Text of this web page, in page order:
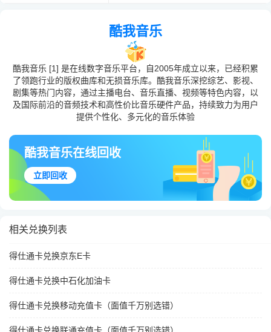
酷我音乐
酷我音乐 [1] 是在线数字音乐平台，自2005年成立以来，已经积累
了领跑行业的版权曲库和无损音乐库。酷我音乐深挖综艺、影视、
剧集等热门内容，通过主播电台、音乐直播、视频等特色内容，以
及国际前沿的音频技术和高性价比音乐硬件产品，持续致力为用户
提供个性化、多元化的音乐体验
酷我音乐在线回收
立即回收
相关兑换列表
得仕通卡兑换京东E卡
得仕通卡兑换中石化加油卡
得仕通卡兑换移动充值卡（面值千万别选错）